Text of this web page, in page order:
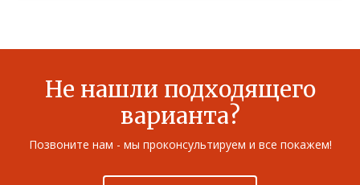
Не нашли подходящего
варианта?
Позвоните нам - мы проконсультируем и все покажем!